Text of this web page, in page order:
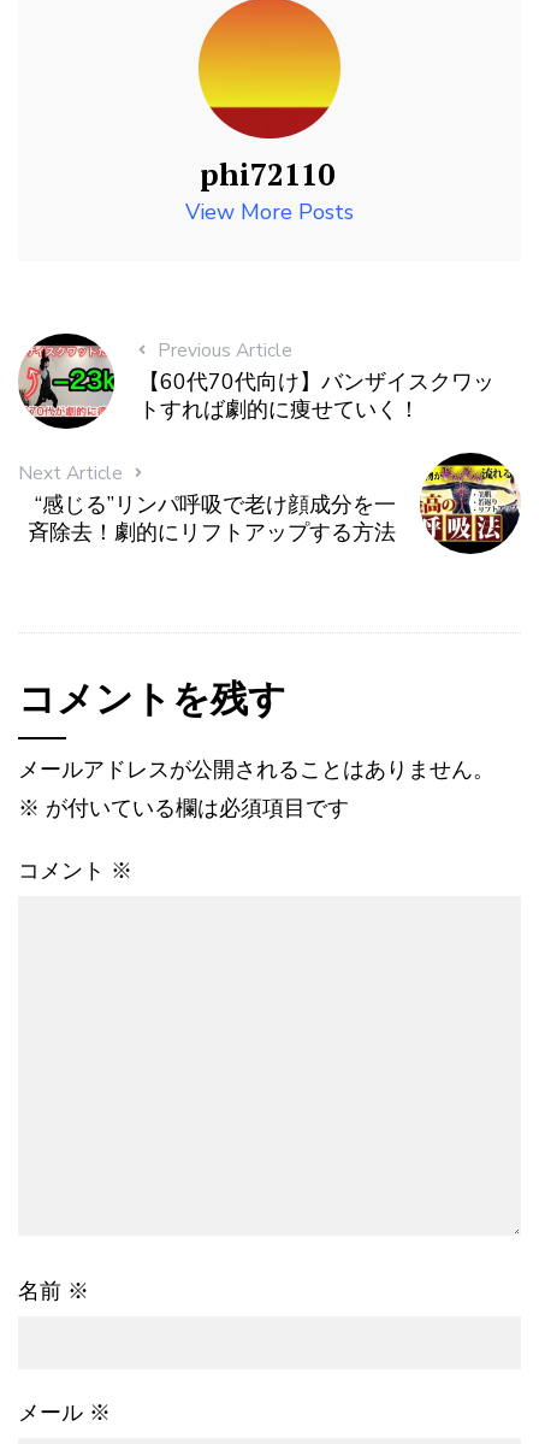
phi72110
View More Posts
Previous Article
【60代70代向け】バンザイスクワッ
トすれば劇的に痩せていく！
Next Article
“感じる”リンパ呼吸で老け顔成分を一
斉除去！劇的にリフトアップする方法
コメントを残す
メールアドレスが公開されることはありません。
※ が付いている欄は必須項目です
コメント ※
名前 ※
メール ※